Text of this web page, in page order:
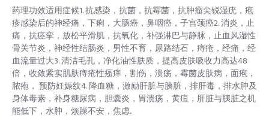
药理功效适用症候1. 抗感染，抗菌，抗霉菌，抗肿瘤尖锐湿疣，疱
疹感染后的神经痛，下痢，大肠癌，鼻咽癌，子宫颈癌2. 消炎，止
痛，抗痉挛，放松平滑肌，抗氧化，补强淋巴与静脉，止血风湿性
骨关节炎，神经性结肠炎，男性不育，尿路结石，痔疮，经痛，经
血流量过大3. 清洁毛孔，净化油性肤质，提高皮肤吸收力高达48
倍，收敛紧实肌肤痔疮性瘙痒，割伤，溃疡，霉菌皮肤病，面疱，
脓疱， 预防妊娠纹4. 降血糖，激励肝脏与胰脏，排肝毒，排水肿及
身体毒素，补身糖尿病，胆囊炎，胃溃疡，黄疸，肝脏与胰脏之机
能低下，水肿，烦躁不安，焦虑..